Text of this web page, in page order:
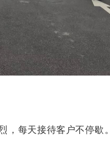
，每天接待客户不停歇。